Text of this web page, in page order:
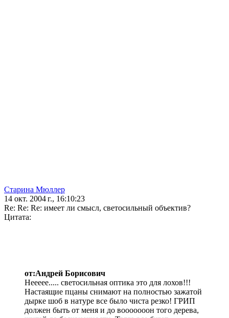
Старина Мюллер
14 окт. 2004 г., 16:10:23
Re: Re: Re: имеет ли смысл, светосильный объектив?
Цитата:
от:Андрей Борисович
Неееее..... светосильная оптика это для лохов!!!
Настаящие пцаны снимают на полностью зажатой
дырке шоб в натуре все было чиста резко! ГРИП
должен быть от меня и до вооооооон того дерева,